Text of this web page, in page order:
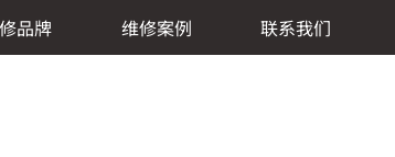
品牌 维修案例 联系我们